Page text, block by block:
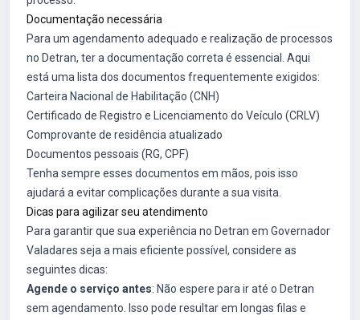
Documentação necessária
Para um agendamento adequado e realização de processos
no Detran, ter a documentação correta é essencial. Aqui
está uma lista dos documentos frequentemente exigidos:
Carteira Nacional de Habilitação (CNH)
Certificado de Registro e Licenciamento do Veículo (CRLV)
Comprovante de residência atualizado
Documentos pessoais (RG, CPF)
Tenha sempre esses documentos em mãos, pois isso
ajudará a evitar complicações durante a sua visita.
Dicas para agilizar seu atendimento
Para garantir que sua experiência no Detran em Governador
Valadares seja a mais eficiente possível, considere as
seguintes dicas:
Agende o serviço antes: Não espere para ir até o Detran
sem agendamento. Isso pode resultar em longas filas e